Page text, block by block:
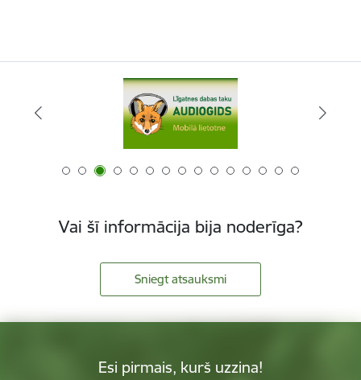
Vai šī informācija bija noderīga?
Sniegt atsauksmi
Esi pirmais, kurš uzzina!